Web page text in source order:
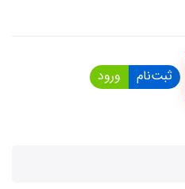
ثبت‌نام ورود